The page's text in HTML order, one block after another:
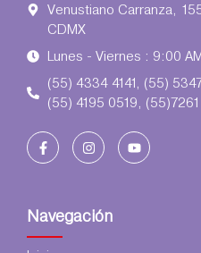
Venustiano Carranza,
CDMX
Lunes - Viernes : 9:00
(55) 4334 4141, (55)
(55) 4195 0519,
Navegación